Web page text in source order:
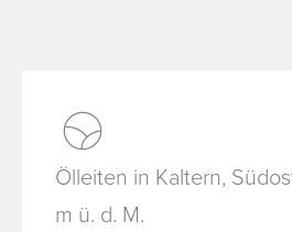
Ölleiten in Kaltern,
m ü. d. M.